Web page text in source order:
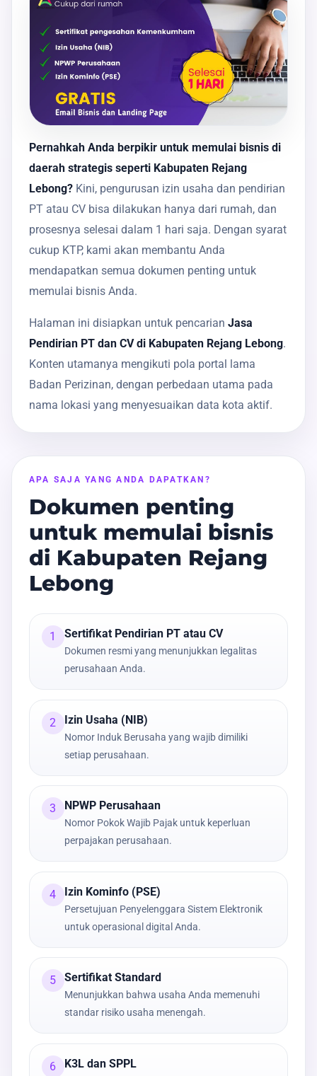
Pernahkah Anda berpikir untuk memulai bisnis di
daerah strategis seperti Kabupaten Rejang
Lebong? Kini, pengurusan izin usaha dan pendirian
PT atau CV bisa dilakukan hanya dari rumah, dan
prosesnya selesai dalam 1 hari saja. Dengan syarat
cukup KTP, kami akan membantu Anda
mendapatkan semua dokumen penting untuk
memulai bisnis Anda.
Halaman ini disiapkan untuk pencarian Jasa
Pendirian PT dan CV di Kabupaten Rejang Lebong.
Konten utamanya mengikuti pola portal lama
Badan Perizinan, dengan perbedaan utama pada
nama lokasi yang menyesuaikan data kota aktif.
APA SAJA YANG ANDA DAPATKAN?
Dokumen penting
untuk memulai bisnis
di Kabupaten Rejang
Lebong
1 Sertifikat Pendirian PT atau CV
Dokumen resmi yang menunjukkan legalitas
perusahaan Anda.
2 Izin Usaha (NIB)
Nomor Induk Berusaha yang wajib dimiliki
setiap perusahaan.
3 NPWP Perusahaan
Nomor Pokok Wajib Pajak untuk keperluan
perpajakan perusahaan.
4 Izin Kominfo (PSE)
Persetujuan Penyelenggara Sistem Elektronik
untuk operasional digital Anda.
5 Sertifikat Standard
Menunjukkan bahwa usaha Anda memenuhi
standar risiko usaha menengah.
6 K3L dan SPPL